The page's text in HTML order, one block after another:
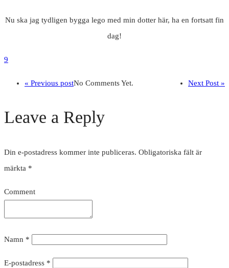
Nu ska jag tydligen bygga lego med min dotter här, ha en fortsatt fin
dag!
9
« Previous post Next Post »
No Comments Yet.
Leave a Reply
Din e-postadress kommer inte publiceras. Obligatoriska fält är
märkta *
Comment
Namn *
E-postadress *